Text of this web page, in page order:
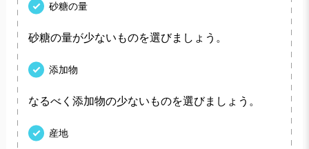
砂糖の量
砂糖の量が少ないものを選びましょう。
添加物
なるべく添加物の少ないものを選びましょう。
産地